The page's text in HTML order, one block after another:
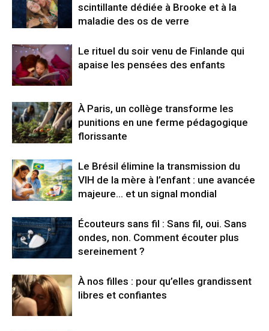
scintillante dédiée à Brooke et à la
maladie des os de verre
Le rituel du soir venu de Finlande qui
apaise les pensées des enfants
À Paris, un collège transforme les
punitions en une ferme pédagogique
florissante
Le Brésil élimine la transmission du
VIH de la mère à l’enfant : une avancée
majeure… et un signal mondial
Écouteurs sans fil : Sans fil, oui. Sans
ondes, non. Comment écouter plus
sereinement ?
À nos filles : pour qu’elles grandissent
libres et confiantes